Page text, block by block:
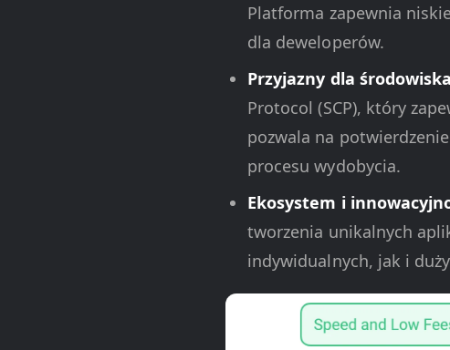
Platforma zapewnia
dla deweloperów.
Przyjazny dla
Protocol (SCP), który
pozwala na
procesu wydobycia.
Ekosystem i
tworzenia unikalnych
indywidualnych, jak i